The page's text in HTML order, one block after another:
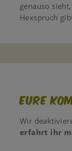
genauso
Hexspruch
Eure
Wir
erfahrt ihr